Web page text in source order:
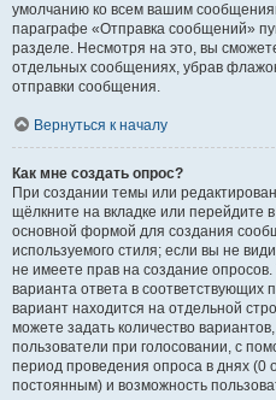
умолчанию ко всем вашим
параграфе «Отправка сообщений»
разделе. Несмотря на это, вы
отдельных сообщениях, убрав
отправки сообщения.
Вернуться к началу
Как мне создать опрос?
При создании темы или
щёлкните на вкладке или перейдите
основной формой для создания
используемого стиля; если вы не
не имеете прав на создание
варианта ответа в соответствующих
вариант находится на отдельной
можете задать количество
пользователи при голосовании, с
период проведения опроса в днях (0
постоянным) и возможность